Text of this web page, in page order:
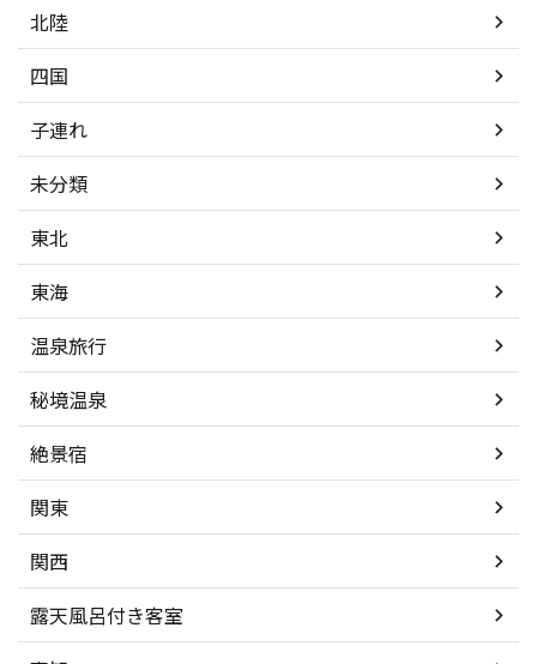
北陸
四国
子連れ
未分類
東北
東海
温泉旅行
秘境温泉
絶景宿
関東
関西
露天風呂付き客室